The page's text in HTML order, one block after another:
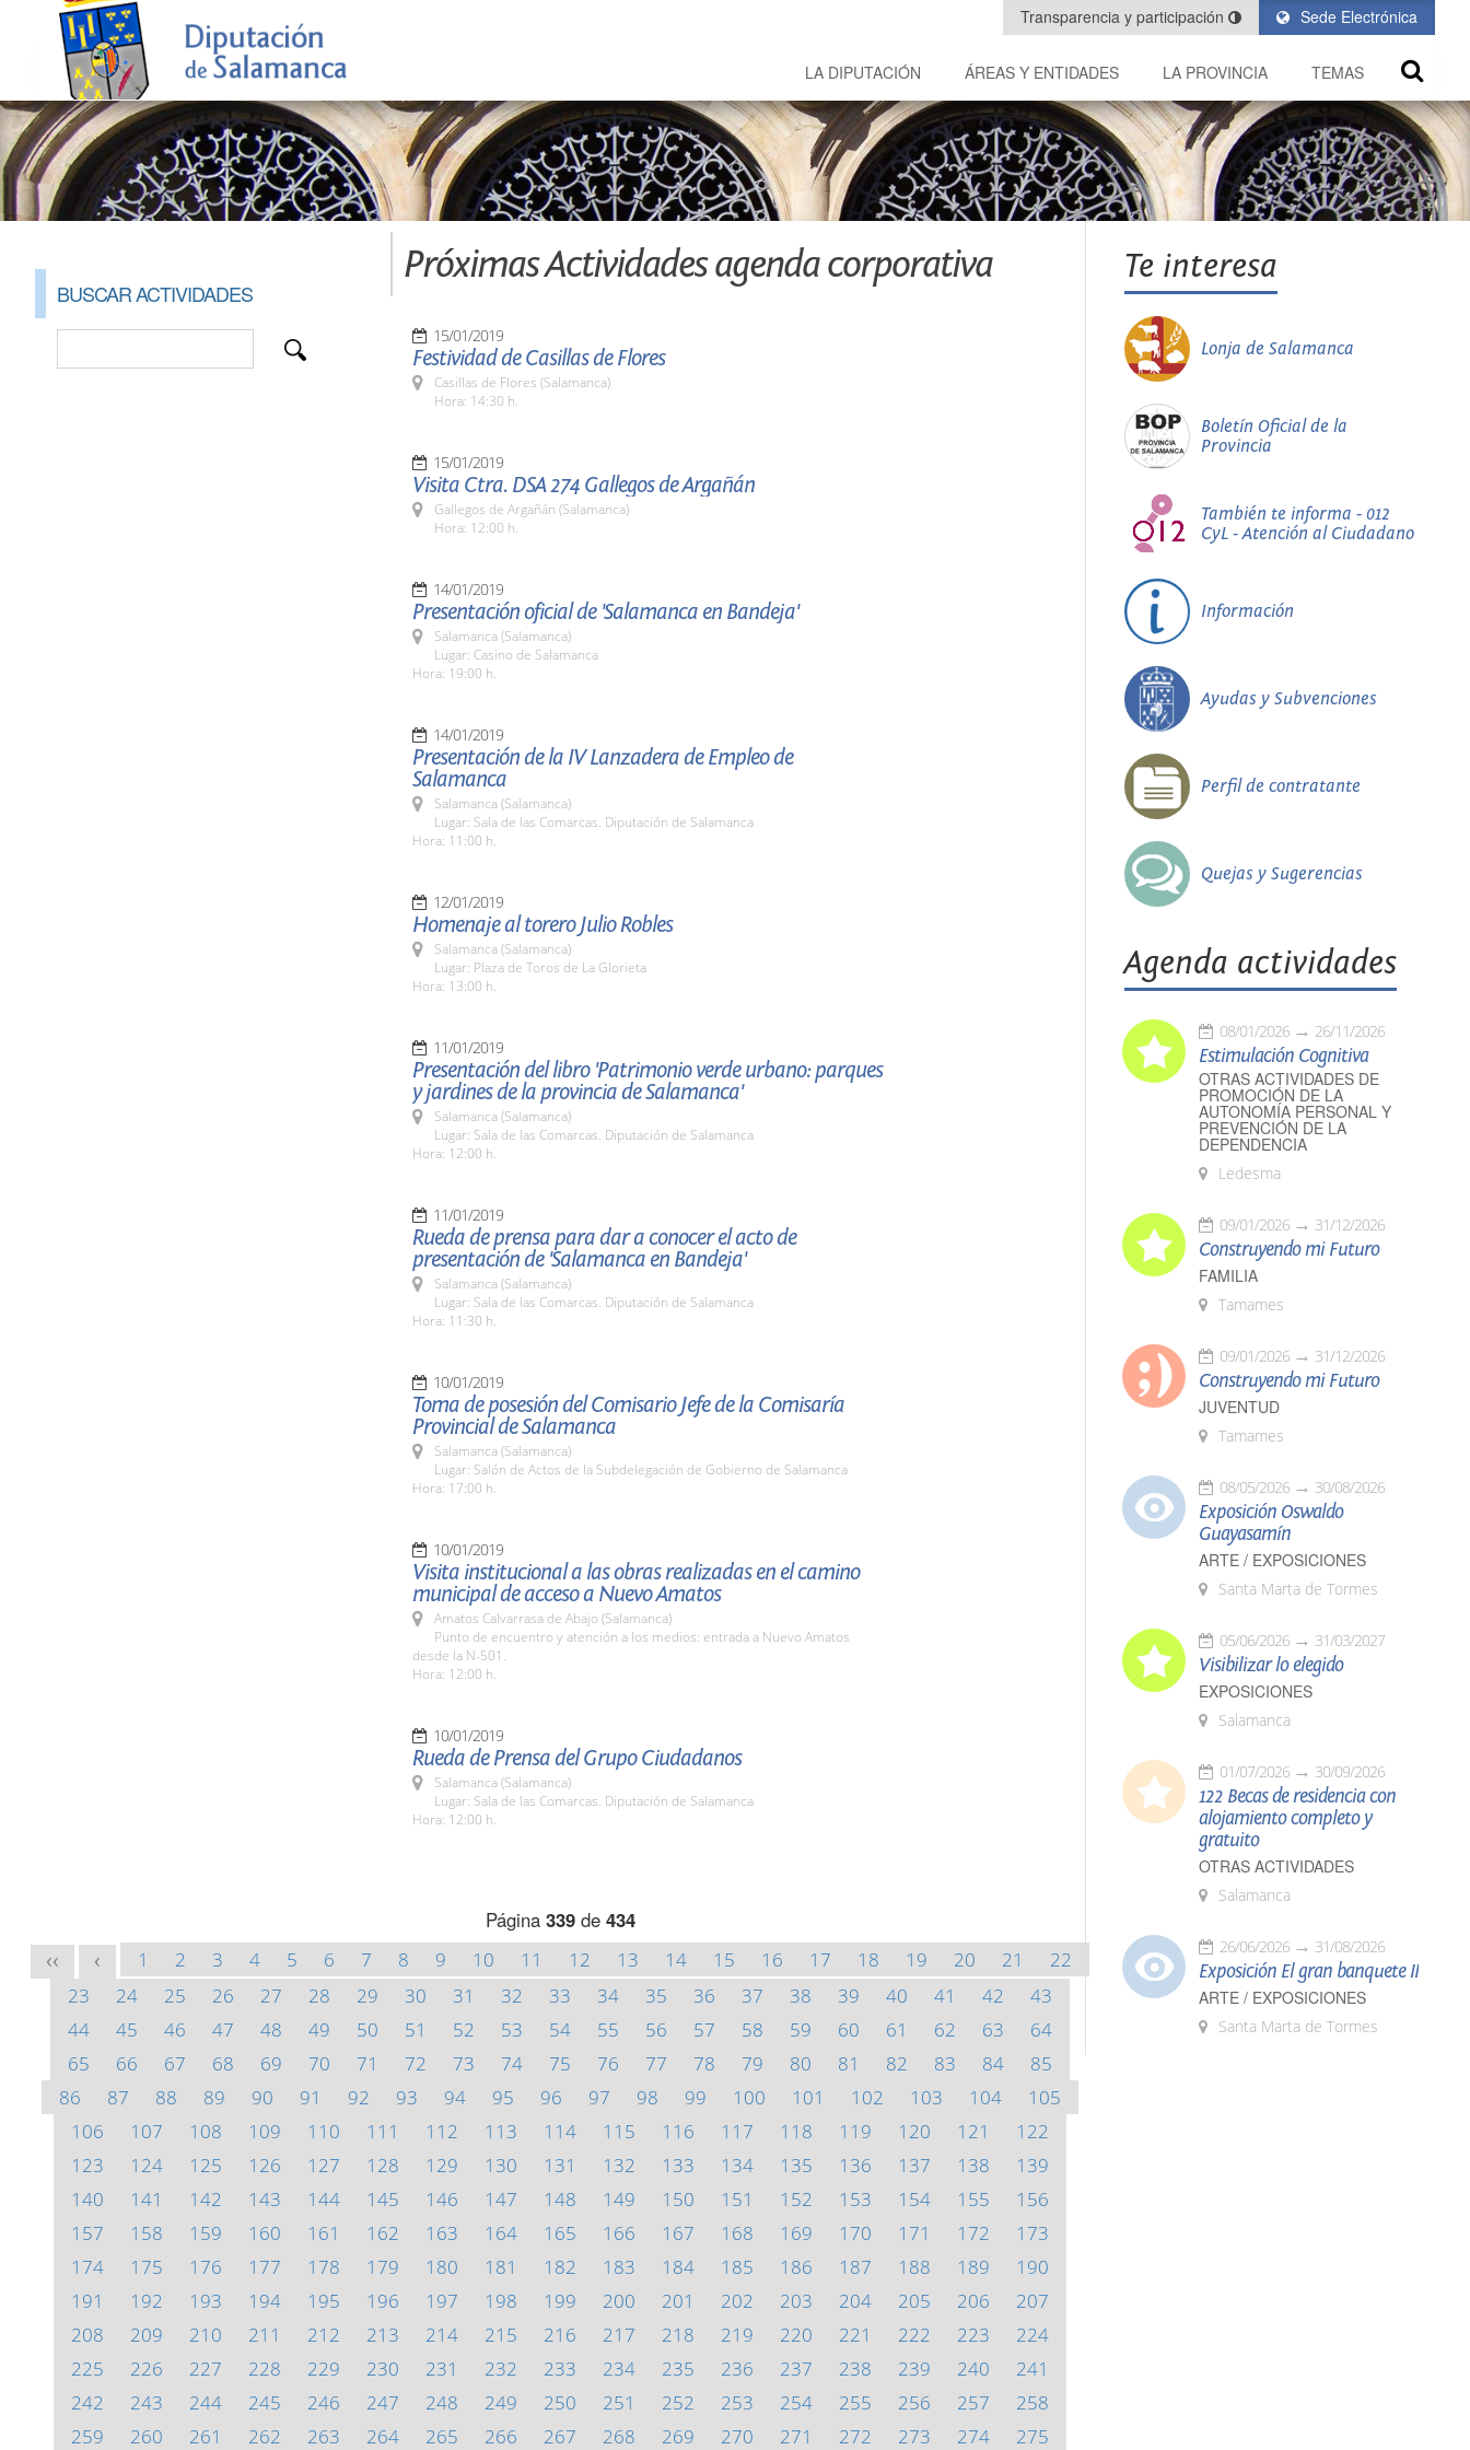
Sede Electrónica
Transparencia y participación
LA DIPUTACIÓN ÁREAS Y ENTIDADES LA PROVINCIA TEMAS
BUSCAR ACTIVIDADES
Próximas Actividades agenda corporativa
15/01/2019
Festividad de Casillas de Flores
Casillas de Flores (Salamanca)
Hora: 14:30 h.
15/01/2019
Visita Ctra. DSA 274 Gallegos de Argañán
Gallegos de Argañán (Salamanca)
Hora: 12:00 h.
14/01/2019
Presentación oficial de 'Salamanca en Bandeja'
Salamanca (Salamanca)
Lugar: Casino de Salamanca
Hora: 19:00 h.
14/01/2019
Presentación de la IV Lanzadera de Empleo de
Salamanca
Salamanca (Salamanca)
Lugar: Sala de las Comarcas. Diputación de Salamanca
Hora: 11:00 h.
12/01/2019
Homenaje al torero Julio Robles
Salamanca (Salamanca)
Lugar: Plaza de Toros de La Glorieta
Hora: 13:00 h.
11/01/2019
Presentación del libro 'Patrimonio verde urbano: parques
y jardines de la provincia de Salamanca'
Salamanca (Salamanca)
Lugar: Sala de las Comarcas. Diputación de Salamanca
Hora: 12:00 h.
11/01/2019
Rueda de prensa para dar a conocer el acto de
presentación de 'Salamanca en Bandeja'
Salamanca (Salamanca)
Lugar: Sala de las Comarcas. Diputación de Salamanca
Hora: 11:30 h.
10/01/2019
Toma de posesión del Comisario Jefe de la Comisaría
Provincial de Salamanca
Salamanca (Salamanca)
Lugar: Salón de Actos de la Subdelegación de Gobierno de Salamanca
Hora: 17:00 h.
10/01/2019
Visita institucional a las obras realizadas en el camino
municipal de acceso a Nuevo Amatos
Amatos Calvarrasa de Abajo (Salamanca)
Punto de encuentro y atención a los medios: entrada a Nuevo Amatos
desde la N-501.
Hora: 12:00 h.
10/01/2019
Rueda de Prensa del Grupo Ciudadanos
Salamanca (Salamanca)
Lugar: Sala de las Comarcas. Diputación de Salamanca
Hora: 12:00 h.
Página 339de 434
<< < 1 2 3 4 5 6 7 8 9 10 11 12 13 14 15 16 17 18 19 20 21
22
23
24 25 26 27 28 29 30 31 32 33 34 35 36 37 38 39 40 41 42
43
44
45 46 47 48 49 50 51 52 53 54 55 56 57 58 59 60 61 62 63
64
65
66 67 68 69 70 71 72 73 74 75 76 77 78 79 80 81 82 83 84
85
86
87 88 89 90 91 92 93 94 95 96 97 98 99 100 101 102 103 104
105
106
107 108 109 110 111 112 113 114 115 116 117 118 119 120 121
122
123
124 125 126 127 128 129 130 131 132 133 134 135 136 137 138
139
140
141 142 143 144 145 146 147 148 149 150 151 152 153 154 155
156
157
158 159 160 161 162 163 164 165 166 167 168 169 170 171 172
173
174
175 176 177 178 179 180 181 182 183 184 185 186 187 188 189
190
191
192 193 194 195 196 197 198 199 200 201 202 203 204 205 206
207
208
209 210 211 212 213 214 215 216 217 218 219 220 221 222 223
224
225
226 227 228 229 230 231 232 233 234 235 236 237 238 239 240
241
242
243 244 245 246 247 248 249 250 251 252 253 254 255 256 257
258
259
260 261 262 263 264 265 266 267 268 269 270 271 272 273 274 275
Te interesa
Lonja de Salamanca
Boletín Oficial de la
Provincia
También te informa - 012
CyL - Atención al Ciudadano
Información
Ayudas y Subvenciones
Perfil de contratante
Quejas y Sugerencias
Agenda actividades
08/01/2026 26/11/2026
Estimulación Cognitiva
OTRAS ACTIVIDADES DE
PROMOCIÓN DE LA
AUTONOMÍA PERSONAL Y
PREVENCIÓN DE LA
DEPENDENCIA
Ledesma
09/01/2026 31/12/2026
Construyendo mi Futuro
FAMILIA
Tamames
09/01/2026 31/12/2026
Construyendo mi Futuro
JUVENTUD
Tamames
08/05/2026 30/08/2026
Exposición Oswaldo
Guayasamín
ARTE / EXPOSICIONES
Santa Marta de Tormes
05/06/2026 31/03/2027
Visibilizar lo elegido
EXPOSICIONES
Salamanca
01/07/2026 30/09/2026
122 Becas de residencia con
alojamiento completo y
gratuito
OTRAS ACTIVIDADES
Salamanca
26/06/2026 31/08/2026
Exposición El gran banquete II
ARTE / EXPOSICIONES
Santa Marta de Tormes